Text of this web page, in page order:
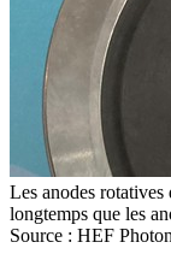
Les anodes
longtemps que les
Source : HEF